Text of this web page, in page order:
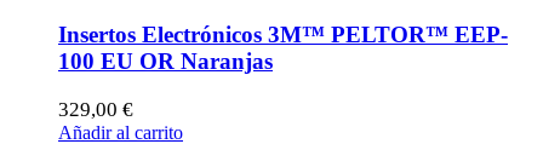
Insertos Electrónicos 3M™ PELTOR™ EEP-
100 EU OR Naranjas
329,00 €
Añadir al carrito